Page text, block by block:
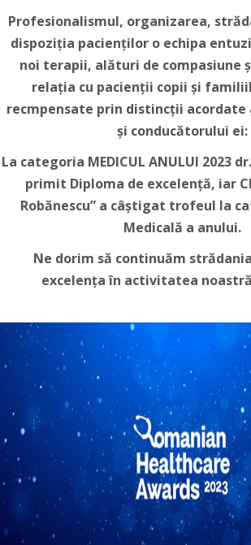
Profesionalismul, organizarea,
dispoziția pacienților o echipa
noi terapii, alături de compasiune
relația cu pacienții copii și
recmpensate prin distincții
și conducătorului ei:
La categoria MEDICUL ANULUI 2023
primit Diploma de excelență, iar
Robănescu” a câștigat trofeul la
Medicală a anului.
Ne dorim să continuăm
excelența în activitatea